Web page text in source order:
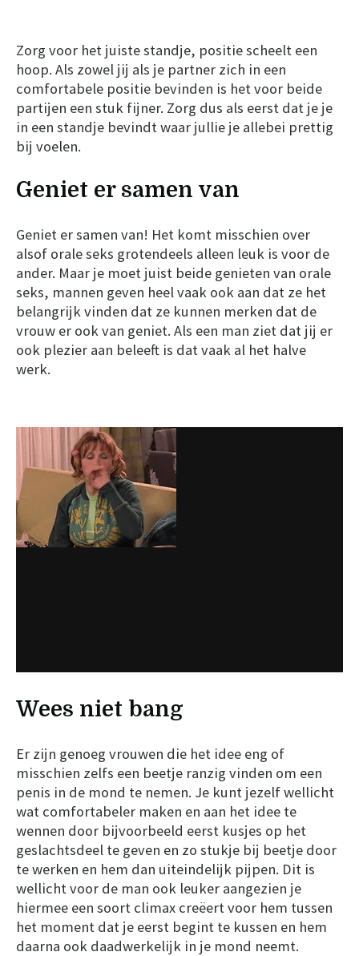
Zorg voor het juiste standje, positie scheelt een
hoop. Als zowel jij als je partner zich in een
comfortabele positie bevinden is het voor beide
partijen een stuk fijner. Zorg dus als eerst dat je je
in een standje bevindt waar jullie je allebei prettig
bij voelen.
Geniet er samen van
Geniet er samen van! Het komt misschien over
alsof orale seks grotendeels alleen leuk is voor de
ander. Maar je moet juist beide genieten van orale
seks, mannen geven heel vaak ook aan dat ze het
belangrijk vinden dat ze kunnen merken dat de
vrouw er ook van geniet. Als een man ziet dat jij er
ook plezier aan beleeft is dat vaak al het halve
werk.
Wees niet bang
Er zijn genoeg vrouwen die het idee eng of
misschien zelfs een beetje ranzig vinden om een
penis in de mond te nemen. Je kunt jezelf wellicht
wat comfortabeler maken en aan het idee te
wennen door bijvoorbeeld eerst kusjes op het
geslachtsdeel te geven en zo stukje bij beetje door
te werken en hem dan uiteindelijk pijpen. Dit is
wellicht voor de man ook leuker aangezien je
hiermee een soort climax creëert voor hem tussen
het moment dat je eerst begint te kussen en hem
daarna ook daadwerkelijk in je mond neemt.